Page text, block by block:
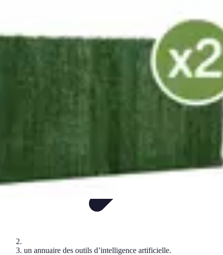
Annuaire IA Expert
un annuaire des outils d’intelligence artificielle.